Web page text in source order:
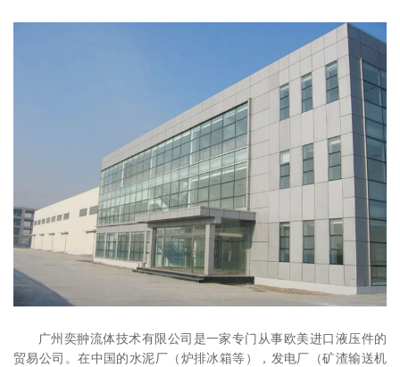
广州奕翀流体技术有限公司是一家专门从事欧美进口液压件的
贸易公司。在中国的水泥厂（炉排冰箱等），发电厂（矿渣输送机